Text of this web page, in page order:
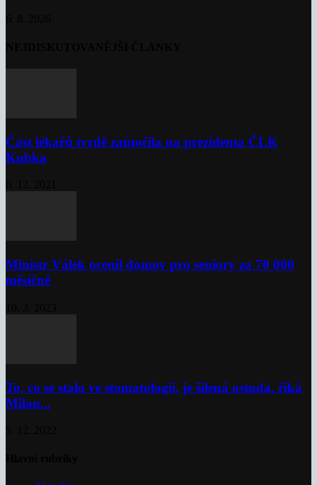
Část lékařů tvrdě zaútočila na prezidenta ČLK
Kubka
Ministr Válek ocenil domov pro seniory za 70 000
měsíčně
To, co se stalo ve stomatologii, je šílená ostuda, říká
Milan...